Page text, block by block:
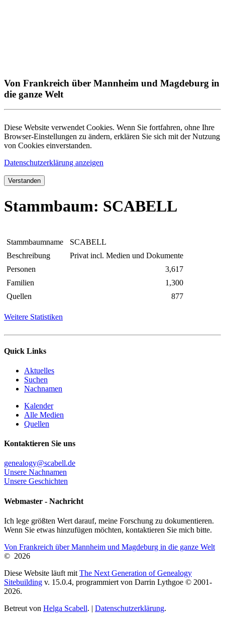
Von Frankreich über Mannheim und Magdeburg in
die ganze Welt
Diese Website verwendet Cookies. Wenn Sie fortfahren, ohne Ihre
Browser-Einstellungen zu ändern, erklären Sie sich mit der Nutzung
von Cookies einverstanden.
Datenschutzerklärung anzeigen
Verstanden
Stammbaum: SCABELL
Stammbaumname
SCABELL
Beschreibung
Privat incl. Medien und Dokumente
Personen
3,617
Familien
1,300
Quellen
877
Weitere Statistiken
Quick Links
Aktuelles
Suchen
Nachnamen
Kalender
Alle Medien
Quellen
Kontaktieren Sie uns
genealogy@scabell.de
Unsere Nachnamen
Unsere Geschichten
Webmaster - Nachricht
Ich lege größten Wert darauf, meine Forschung zu dokumentieren.
Wenn Sie etwas hinzufügen möchten, kontaktieren Sie mich bitte.
Von Frankreich über Mannheim und Magdeburg in die ganze Welt
© 2026
Diese Website läuft mit The Next Generation of Genealogy
Sitebuilding v. 15.0.4, programmiert von Darrin Lythgoe © 2001-
2026.
Betreut von Helga Scabell. | Datenschutzerklärung.